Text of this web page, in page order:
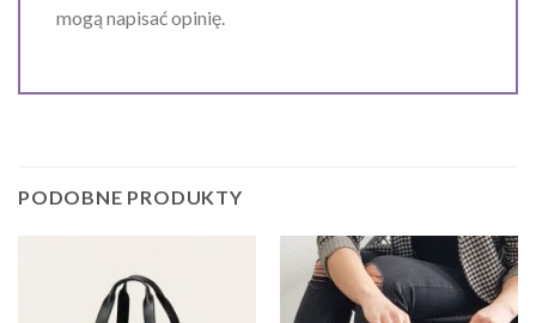
mogą napisać opinię.
PODOBNE PRODUKTY